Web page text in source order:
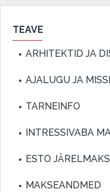
TEAVE
ARHITEKTID JA
AJALUGU JA
TARNEINFO
INTRESSIVABA
ESTO JÄRELMAKS
MAKSEANDMED